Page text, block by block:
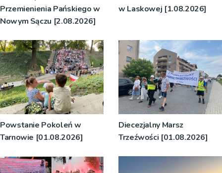
Przemienienia Pańskiego w
Nowym Sączu [2.08.2026]
w Laskowej [1.08.2026]
Powstanie Pokoleń w
Tarnowie [01.08.2026]
Diecezjalny Marsz
Trzeźwości [01.08.2026]